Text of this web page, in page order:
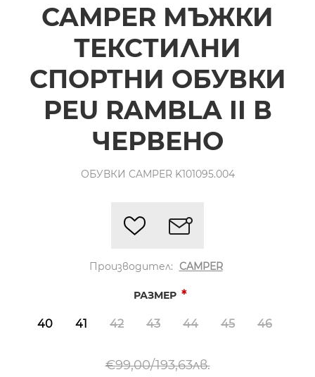
CAMPER МЪЖКИ
ТЕКСТИЛНИ
СПОРТНИ ОБУВКИ
PEU RAMBLA II В
ЧЕРВЕНО
ОБУВКИ CAMPER K101095.004
Производител: CAMPER
РАЗМЕР *
40 41 42 43 44 45 46
€99,00/193,63лв.